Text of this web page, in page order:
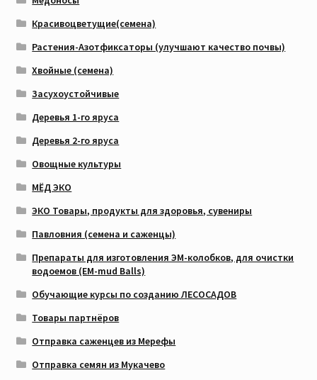
Красивоцветущие(семена)
Растения-Азотфиксаторы (улучшают качество почвы)
Хвойные (семена)
Засухоустойчивые
Деревья 1-го яруса
Деревья 2-го яруса
Овощные культуры
МЁД ЭКО
ЭКО Товары, продукты для здоровья, сувениры
Павловния (семена и саженцы)
Препараты для изготовления ЭМ-колобков, для очистки
водоемов (EM-mud Balls)
Обучающие курсы по созданию ЛЕСОСАДОВ
Товары партнёров
Отправка саженцев из Мерефы
Отправка семян из Мукачево